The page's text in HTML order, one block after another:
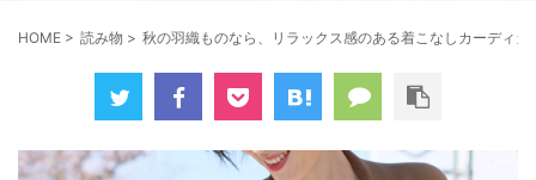
HOME > 読み物 > 秋の羽織ものなら、リラックス感のある着こなしカーディ